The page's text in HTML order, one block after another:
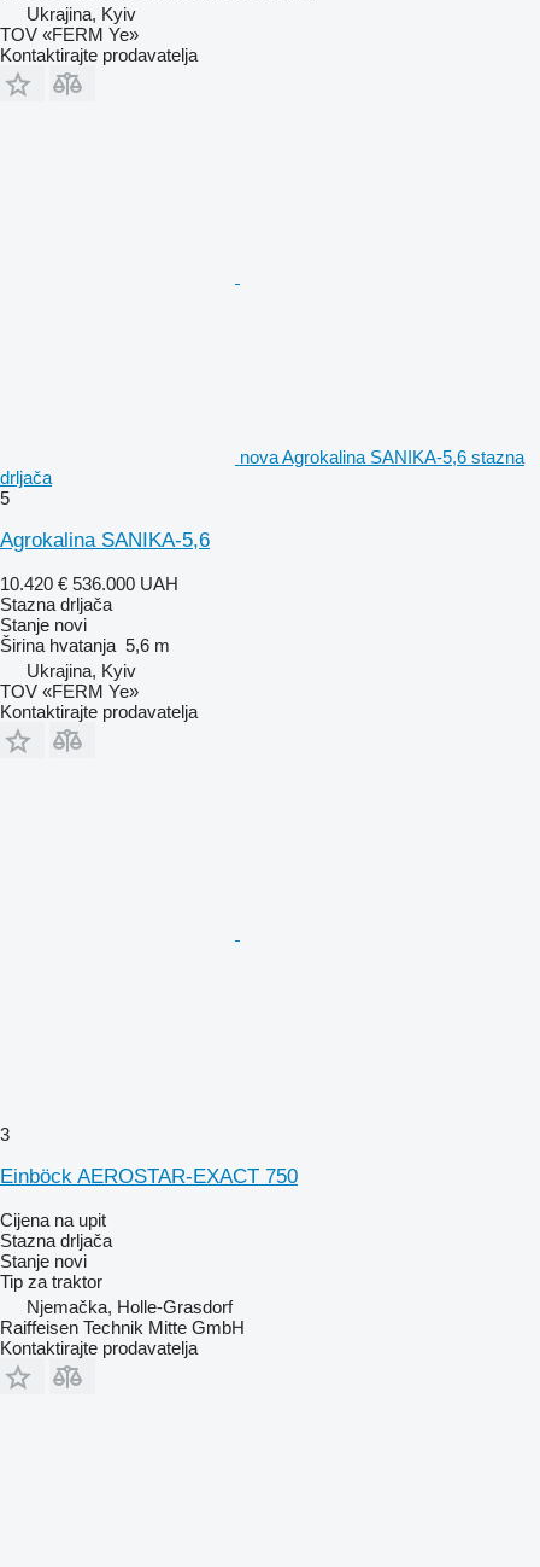
Ukrajina, Kyiv
TOV «FERM Ye»
Kontaktirajte prodavatelja
nova Agrokalina SANIKA-5,6 stazna
drljača
5
Agrokalina SANIKA-5,6
10.420 € 536.000 UAH
Stazna drljača
Stanje novi
Širina hvatanja 5,6 m
Ukrajina, Kyiv
TOV «FERM Ye»
Kontaktirajte prodavatelja
3
Einböck AEROSTAR-EXACT 750
Cijena na upit
Stazna drljača
Stanje novi
Tip za traktor
Njemačka, Holle-Grasdorf
Raiffeisen Technik Mitte GmbH
Kontaktirajte prodavatelja